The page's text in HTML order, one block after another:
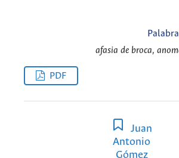
afasia de broca,
PDF
Juan
Antonio
Gómez